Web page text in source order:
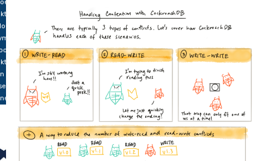
die
is
dat een meerderheid van de nodes samen
bepalen of een update succesvol is geweest. Updates
moeten een meerderheid van de nodes hebben
bereikt (standaard 2 van de 3) voordat ze als succesvol
ervaren.